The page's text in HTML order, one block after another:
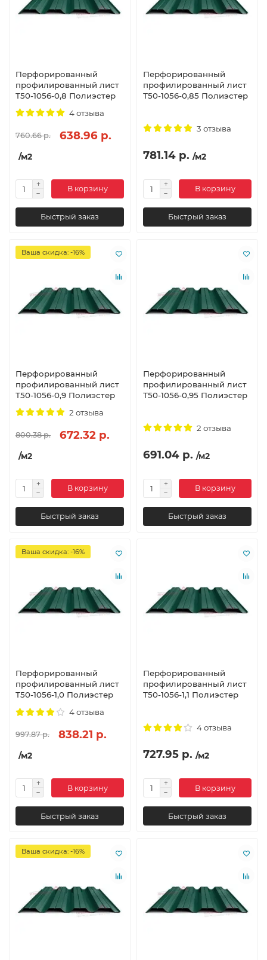
Перфорированный
профилированный лист
Т50-1056-0,8 Полиэстер
4 отзыва
760.66 р. 638.96 р.
/м2
В корзину
Быстрый заказ
Перфорированный
профилированный лист
Т50-1056-0,85 Полиэстер
3 отзыва
781.14 р. /м2
В корзину
Быстрый заказ
Ваша скидка: -16%
Перфорированный
профилированный лист
Т50-1056-0,9 Полиэстер
2 отзыва
800.38 р. 672.32 р.
/м2
В корзину
Быстрый заказ
Перфорированный
профилированный лист
Т50-1056-0,95 Полиэстер
2 отзыва
691.04 р. /м2
В корзину
Быстрый заказ
Ваша скидка: -16%
Перфорированный
профилированный лист
Т50-1056-1,0 Полиэстер
4 отзыва
997.87 р. 838.21 р.
/м2
В корзину
Быстрый заказ
Перфорированный
профилированный лист
Т50-1056-1,1 Полиэстер
4 отзыва
727.95 р. /м2
В корзину
Быстрый заказ
Ваша скидка: -16%